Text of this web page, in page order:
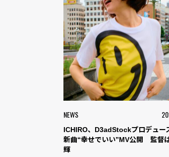
NEWS
ICHIRO、D3adStockプロデュー
新曲“幸せでいい”MV公開 監督
輝